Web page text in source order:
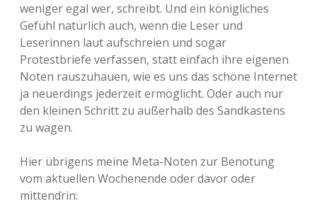
weniger egal wer, schreibt. Und ein königliches
Gefühl natürlich auch, wenn die Leser und
Leserinnen laut aufschreien und sogar
Protestbriefe verfassen, statt einfach ihre eigenen
Noten rauszuhauen, wie es uns das schöne Internet
ja neuerdings jederzeit ermöglicht. Oder auch nur
den kleinen Schritt zu außerhalb des Sandkastens
zu wagen.
Hier übrigens meine Meta-Noten zur Benotung
vom aktuellen Wochenende oder davor oder
mittendrin: